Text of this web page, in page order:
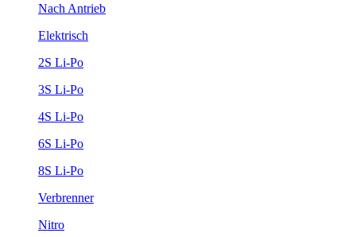
Nach Antrieb
Elektrisch
2S Li-Po
3S Li-Po
4S Li-Po
6S Li-Po
8S Li-Po
Verbrenner
Nitro